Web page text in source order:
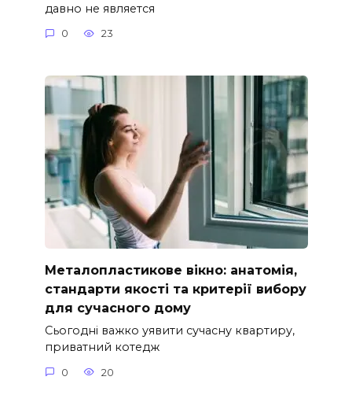
давно не является
0 23
Металопластикове вікно: анатомія,
стандарти якості та критерії вибору
для сучасного дому
Сьогодні важко уявити сучасну квартиру,
приватний котедж
0 20